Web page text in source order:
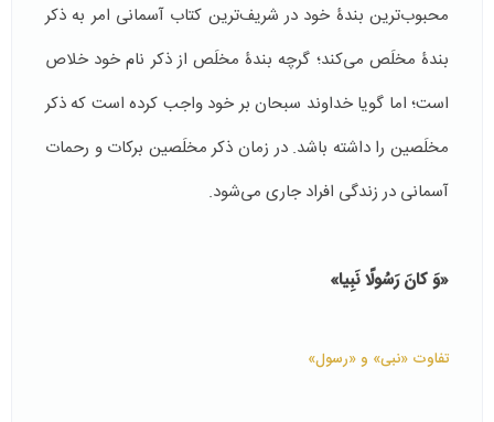
محبوب‌ترین بندۀ خود در شریف‌ترین کتاب آسمانی امر به ذکر
بندۀ مخلَص می‌کند؛ گرچه بندۀ مخلَص از ذکر نام خود خلاص
است؛ اما گویا خداوند سبحان بر خود واجب کرده است که ذکر
مخلَصین را داشته باشد. در زمان ذکر مخلَصین برکات و رحمات
آسمانی در زندگی افراد جاری می‌شود.
«وَ كانَ رَسُولًا نَبِیا»
تفاوت «نبی» و «رسول»